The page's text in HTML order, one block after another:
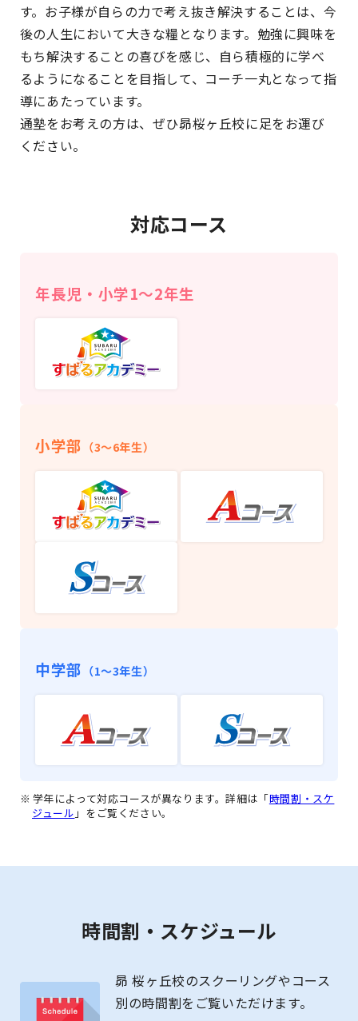
す。お子様が自らの力で考え抜き解決することは、今
後の人生において大きな糧となります。勉強に興味を
もち解決することの喜びを感じ、自ら積極的に学べ
るようになることを目指して、コーチ一丸となって指
導にあたっています。
通塾をお考えの方は、ぜひ昴桜ヶ丘校に足をお運び
ください。
対応コース
年長児・小学1〜2年生
小学部 （3〜6年生）
中学部 （1〜3年生）
学年によって対応コースが異なります。詳細は「時間割・スケ
ジュール 」をご覧ください。
時間割・スケジュール
昴 桜ヶ丘校のスクーリングやコース
別の時間割をご覧いただけます。